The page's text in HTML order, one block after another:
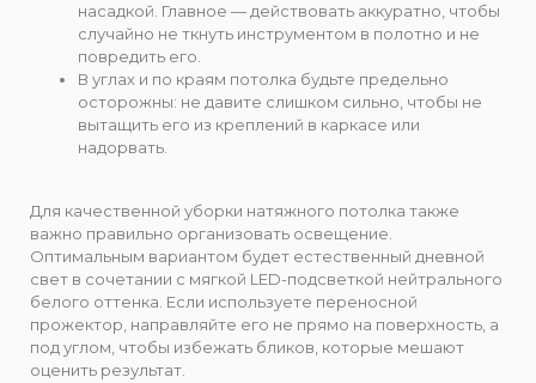
насадкой. Главное — действовать аккуратно, чтобы
случайно не ткнуть инструментом в полотно и не
повредить его.
В углах и по краям потолка будьте предельно
осторожны: не давите слишком сильно, чтобы не
вытащить его из креплений в каркасе или
надорвать.
Для качественной уборки натяжного потолка также
важно правильно организовать освещение.
Оптимальным вариантом будет естественный дневной
свет в сочетании с мягкой LED-подсветкой нейтрального
белого оттенка. Если используете переносной
прожектор, направляйте его не прямо на поверхность, а
под углом, чтобы избежать бликов, которые мешают
оценить результат.